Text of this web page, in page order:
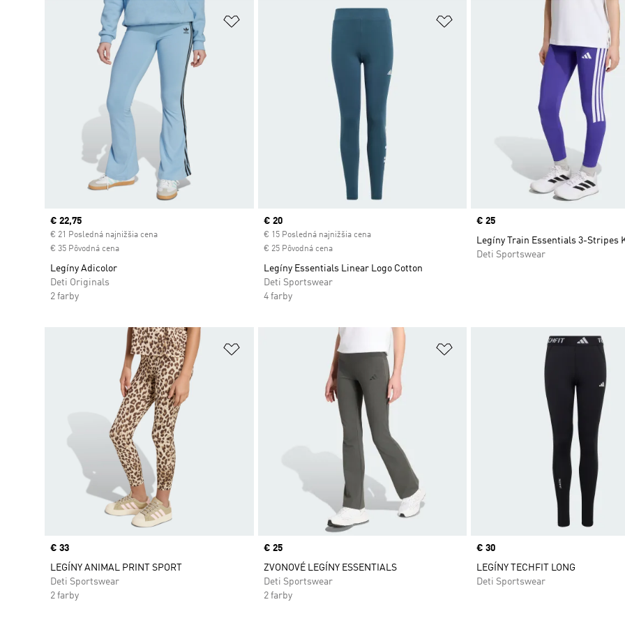
Pridať do zoznamu želaných položiek
Current price
€ 22,75
€ 21 Posledná najnižšia cena
€ 35 Pôvodná cena
Legíny Adicolor
Deti Originals
2 farby
Pridať do zoznamu želaných
Current price
€ 20
€ 15 Posledná najnižšia cena
€ 25 Pôvodná cena
Legíny Essentials Linear Logo Cotton
Deti Sportswear
4 farby
Price
€ 25
Legíny Train Essentials 3-Stripes
Deti Sportswear
Pridať do zoznamu želaných položiek
Price
€ 33
LEGÍNY ANIMAL PRINT SPORT
Deti Sportswear
2 farby
Pridať do zoznamu želaných
Price
€ 25
ZVONOVÉ LEGÍNY ESSENTIALS
Deti Sportswear
2 farby
Price
€ 30
LEGÍNY TECHFIT LONG
Deti Sportswear